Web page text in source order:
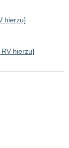
hierzu]
RV hierzu]